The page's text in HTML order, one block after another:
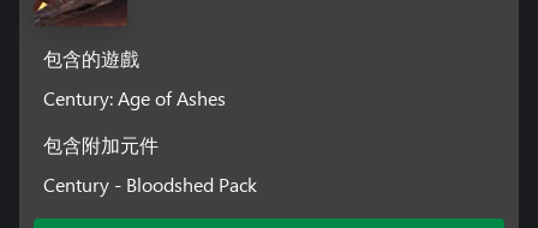
包含的遊戲
Century: Age of Ashes
包含附加元件
Century - Bloodshed Pack